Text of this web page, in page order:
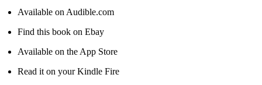
Available on Audible.com
Find this book on Ebay
Available on the App Store
Read it on your Kindle Fire